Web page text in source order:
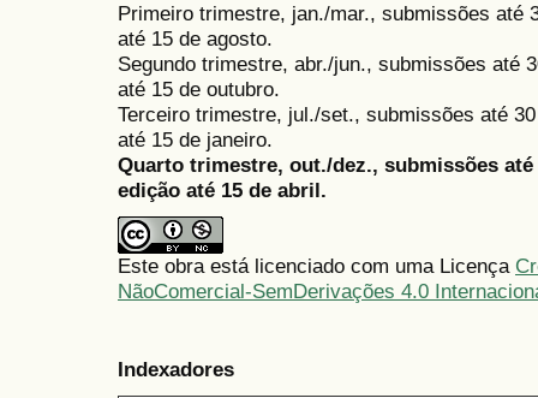
Primeiro trimestre, jan./mar., submissões até
até 15 de agosto.
Segundo trimestre, abr./jun., submissões até
até 15 de outubro.
Terceiro trimestre, jul./set., submissões até
até 15 de janeiro.
Quarto trimestre, out./dez., submissões
edição até 15 de abril.
Este obra está licenciado com uma Licença
NãoComercial-SemDerivações 4.0
Indexadores